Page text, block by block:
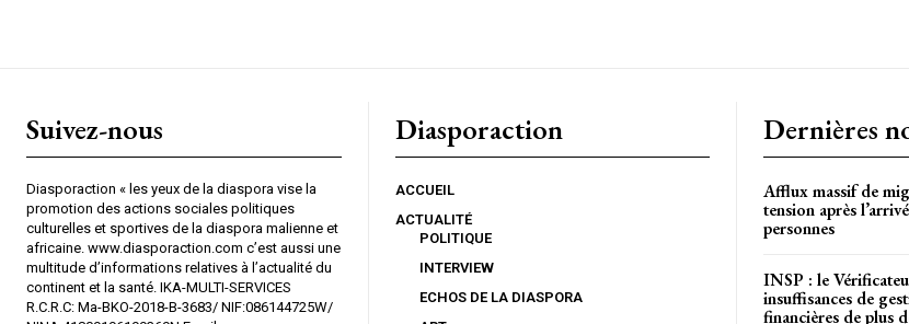
Suivez-nous
Diasporaction « les yeux de la diaspora vise la
promotion des actions sociales politiques
culturelles et sportives de la diaspora malienne et
africaine. www.diasporaction.com c’est aussi une
multitude d’informations relatives à l’actualité du
continent et la santé. IKA-MULTI-SERVICES
R.C.R.C: Ma-BKO-2018-B-3683/ NIF:086144725W/
Diasporaction
ACCUEIL
ACTUALITÉ
POLITIQUE
INTERVIEW
ECHOS DE LA DIASPORA
Dernières
Afflux massif de
tension après
personnes
INSP : le
insuffisances de
financières de plus